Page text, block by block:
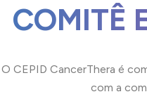
COMITÊ
O CEPID CancerThera é
com a